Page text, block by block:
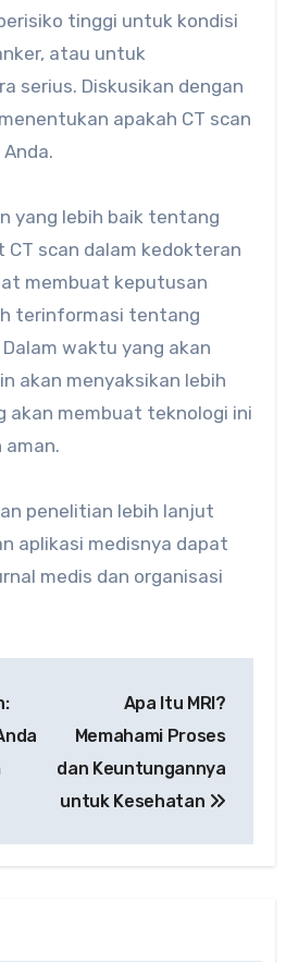
tinggi untuk kondisi
atau untuk
serius. Diskusikan dengan
apakah CT scan
yang lebih baik tentang
scan dalam kedokteran
membuat keputusan
terinformasi tentang
waktu yang akan
akan menyaksikan lebih
akan membuat teknologi ini
aman.
penelitian lebih lanjut
aplikasi medisnya dapat
medis dan organisasi
Apa Itu MRI?
Memahami Proses
dan Keuntungannya
untuk Kesehatan